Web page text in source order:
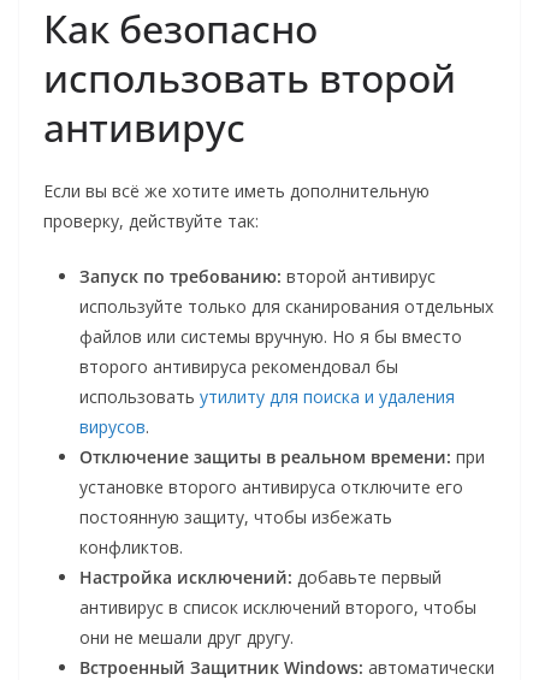
Как безопасно
использовать второй
антивирус
Если вы всё же хотите иметь дополнительную
проверку, действуйте так:
Запуск по требованию: второй антивирус
используйте только для сканирования отдельных
файлов или системы вручную. Но я бы вместо
второго антивируса рекомендовал бы
использовать утилиту для поиска и удаления
вирусов.
Отключение защиты в реальном времени: при
установке второго антивируса отключите его
постоянную защиту, чтобы избежать
конфликтов.
Настройка исключений: добавьте первый
антивирус в список исключений второго, чтобы
они не мешали друг другу.
Встроенный Защитник Windows: автоматически